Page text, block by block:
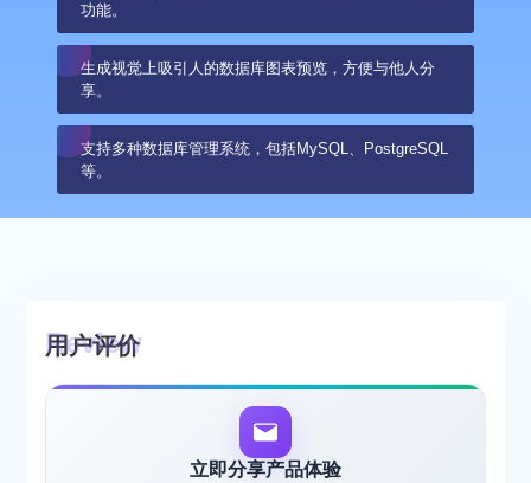
功能。
生成视觉上吸引人的数据库图表预览，方便与他人分
享。
支持多种数据库管理系统，包括MySQL、PostgreSQL
等。
用户评价
立即分享产品体验